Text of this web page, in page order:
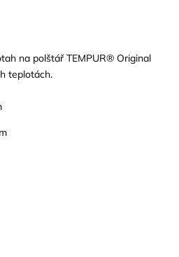
na polštář TEMPUR® Original
teplotách.